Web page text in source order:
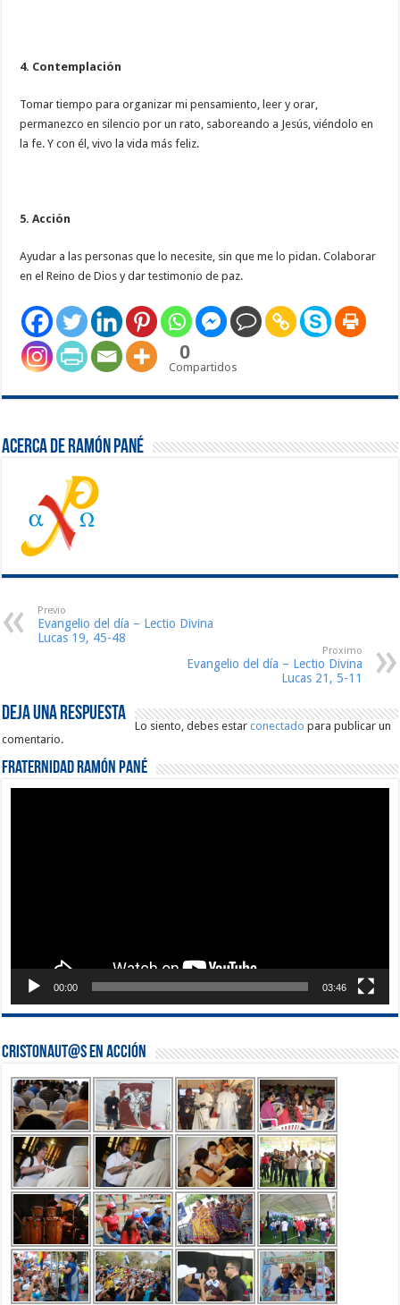
4. Contemplación
Tomar tiempo para organizar mi pensamiento, leer y orar,
permanezco en silencio por un rato, saboreando a Jesús, viéndolo en
la fe. Y con él, vivo la vida más feliz.
5. Acción
Ayudar a las personas que lo necesite, sin que me lo pidan. Colaborar
en el Reino de Dios y dar testimonio de paz.
0
Compartidos
Acerca de Ramón Pané
Previo
Evangelio del día – Lectio Divina
Lucas 19, 45-48
Proximo
Evangelio del día – Lectio Divina
Lucas 21, 5-11
Deja una respuesta
Lo siento, debes estarconectado para publicar un
comentario.
Fraternidad Ramón Pané
00:00 03:46
Cristonaut@s en Acción